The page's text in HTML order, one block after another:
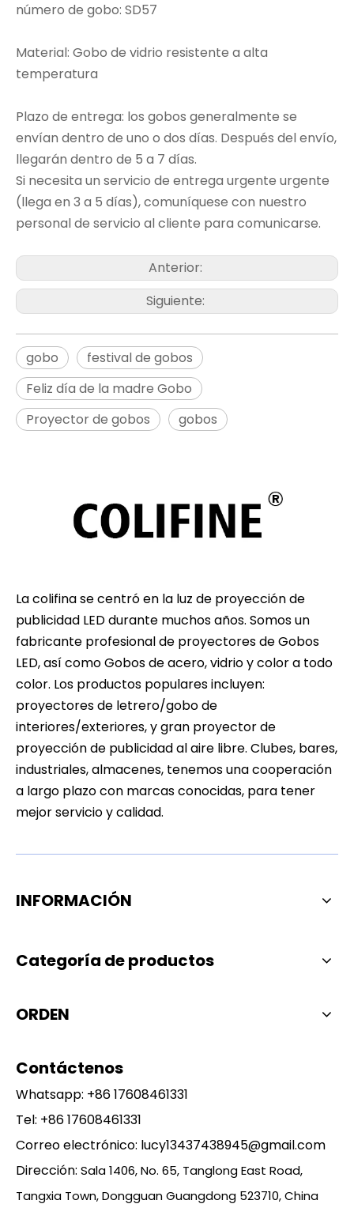
número de gobo: SD57
Material: Gobo de vidrio resistente a alta
temperatura
Plazo de entrega: los gobos generalmente se
envían dentro de uno o dos días. Después del envío,
llegarán dentro de 5 a 7 días.
Si necesita un servicio de entrega urgente urgente
(llega en 3 a 5 días), comuníquese con nuestro
personal de servicio al cliente para comunicarse.
Anterior:
Siguiente:
gobo
festival de gobos
Feliz día de la madre Gobo
Proyector de gobos
gobos
La colifina se centró en la luz de proyección de
publicidad LED durante muchos años. Somos un
fabricante profesional de proyectores de Gobos
LED, así como Gobos de acero, vidrio y color a todo
color. Los productos populares incluyen:
proyectores de letrero/gobo de
interiores/exteriores, y gran proyector de
proyección de publicidad al aire libre. Clubes, bares,
industriales, almacenes, tenemos una cooperación
a largo plazo con marcas conocidas, para tener
mejor servicio y calidad.
INFORMACIÓN
Categoría de productos
ORDEN
Contáctenos
Whatsapp: +86 17608461331
Tel: +86 17608461331
Correo electrónico: lucy13437438945@gmail.com
Dirección: Sala 1406, No. 65, Tanglong East Road,
Tangxia Town, Dongguan Guangdong 523710, China